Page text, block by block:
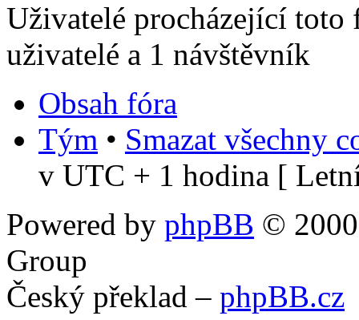
Uživatelé procházející
uživatelé a 1 návštěvník
Obsah fóra
Tým • Smazat všechny
v UTC + 1 hodina [
Powered by phpBB ©
Group
Český překlad – phpBB.cz